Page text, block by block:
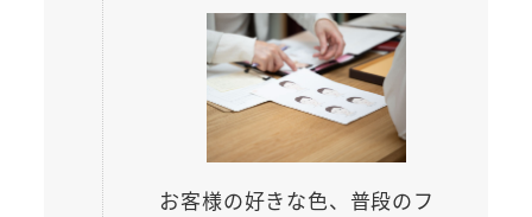
お客様の好きな色、普段のフ